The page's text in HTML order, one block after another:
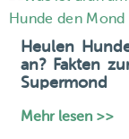
Heulen
an? Fakten
Supermond
Mehr lesen >>